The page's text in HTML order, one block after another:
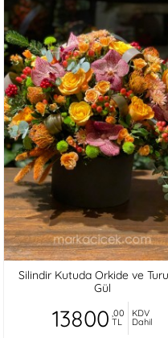
Silindir Kutuda Orkide ve
Gül
13800 ,00
TL
KDV
Dahil